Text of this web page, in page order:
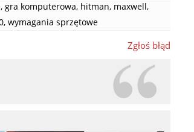
, gra komputerowa, hitman, maxwell,
, wymagania sprzętowe
Zgłoś błąd